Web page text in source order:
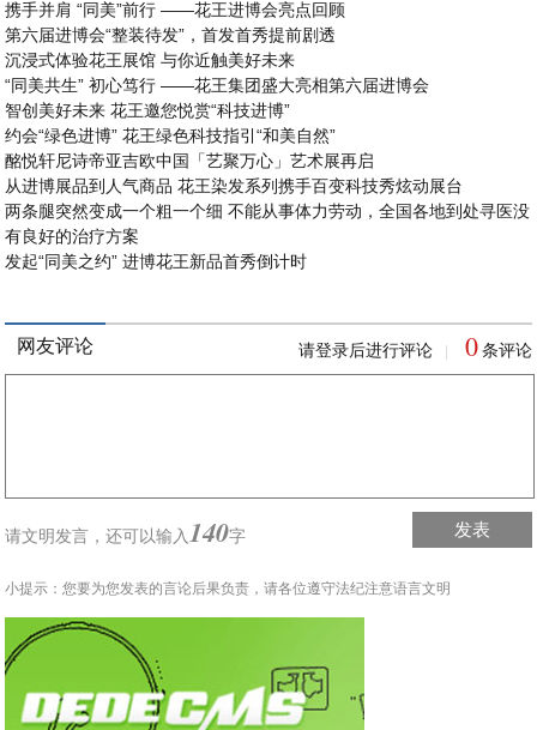
携手并肩 “同美”前行 ——花王进博会亮点回顾
第六届进博会“整装待发”，首发首秀提前剧透
沉浸式体验花王展馆 与你近触美好未来
“同美共生” 初心笃行 ——花王集团盛大亮相第六届进博会
智创美好未来 花王邀您悦赏“科技进博”
约会“绿色进博” 花王绿色科技指引“和美自然”
酩悦轩尼诗帝亚吉欧中国「艺聚万心」艺术展再启
从进博展品到人气商品 花王染发系列携手百变科技秀炫动展台
两条腿突然变成一个粗一个细 不能从事体力劳动，全国各地到处寻医没
有良好的治疗方案
发起“同美之约” 进博花王新品首秀倒计时
网友评论 请登录后进行评论 0 条评论
请文明发言，还可以输入 140字 发表
小提示：您要为您发表的言论后果负责，请各位遵守法纪注意语言文明